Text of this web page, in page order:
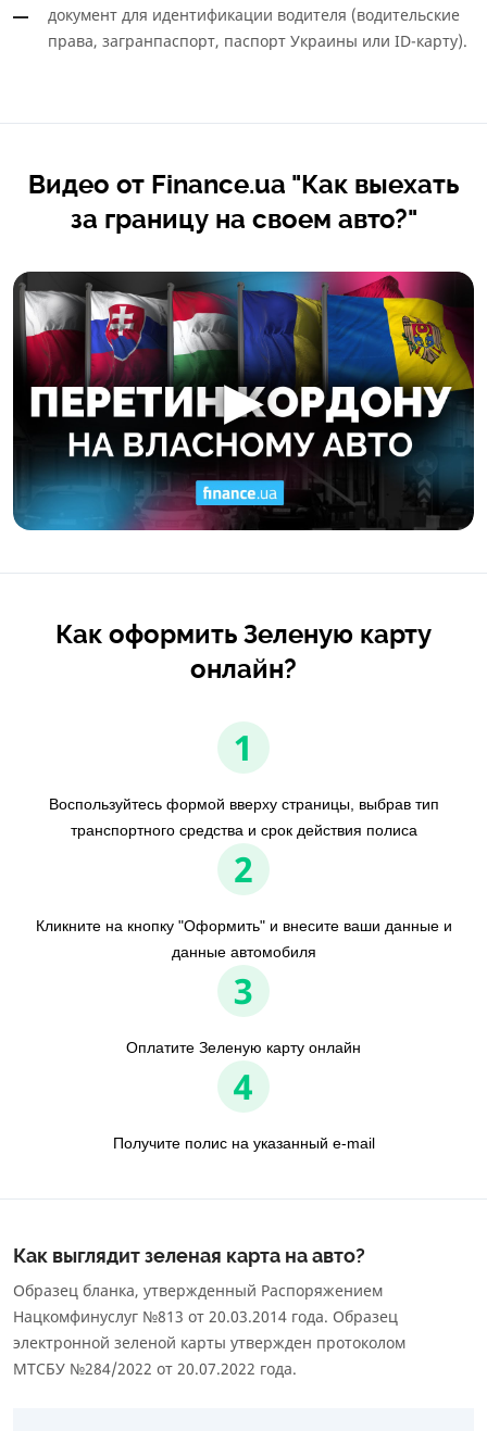
документ для идентификации водителя (водительские
права, загранпаспорт, паспорт Украины или ID-карту).
Видео от Finance.ua "Как выехать
за границу на своем авто?"
Как оформить Зеленую карту
онлайн?
1
Воспользуйтесь формой вверху страницы, выбрав тип
транспортного средства и срок действия полиса
2
Кликните на кнопку "Оформить" и внесите ваши данные и
данные автомобиля
3
Оплатите Зеленую карту онлайн
4
Получите полис на указанный e-mail
Как выглядит зеленая карта на авто?
Образец бланка, утвержденный Распоряжением
Нацкомфинуслуг №813 от 20.03.2014 года. Образец
электронной зеленой карты утвержден протоколом
МТСБУ №284/2022 от 20.07.2022 года.